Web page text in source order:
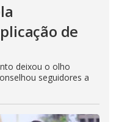
de
deixou o olho
seguidores a